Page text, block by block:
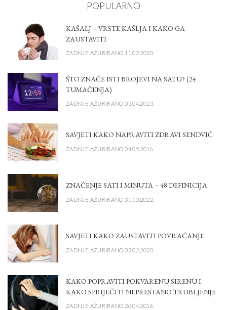
POPULARNO
KAŠALJ – VRSTE KAŠLJA I KAKO GA
ZAUSTAVITI
ZADNJE AŽURIRANO 11.02.2020.
ŠTO ZNAČE ISTI BROJEVI NA SATU? (24
TUMAČENJA)
ZADNJE AŽURIRANO 05.04.2023.
SAVJETI KAKO NAPRAVITI ZDRAVI SENDVIČ
ZADNJE AŽURIRANO 04.05.2016.
ZNAČENJE SATI I MINUTA – 48 DEFINICIJA
ZADNJE AŽURIRANO 31.10.2022.
SAVJETI KAKO ZAUSTAVITI POVRAĆANJE
ZADNJE AŽURIRANO 02.02.2020.
KAKO POPRAVITI POKVARENU SIRENU I
KAKO SPRIJEČITI NEPRESTANO TRUBLJENJE
ZADNJE AŽURIRANO 26.04.2016.